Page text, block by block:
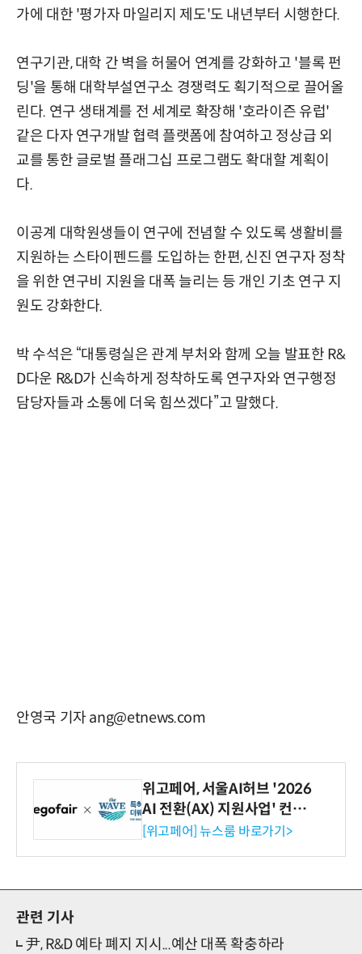
가에 대한 '평가자 마일리지 제도'도 내년부터 시행한다.
연구기관, 대학 간 벽을 허물어 연계를 강화하고 '블록 펀
딩'을 통해 대학부설연구소 경쟁력도 획기적으로 끌어올
린다. 연구 생태계를 전 세계로 확장해 '호라이즌 유럽'
같은 다자 연구개발 협력 플랫폼에 참여하고 정상급 외
교를 통한 글로벌 플래그십 프로그램도 확대할 계획이
다.
이공계 대학원생들이 연구에 전념할 수 있도록 생활비를
지원하는 스타이펜드를 도입하는 한편, 신진 연구자 정착
을 위한 연구비 지원을 대폭 늘리는 등 개인 기초 연구 지
원도 강화한다.
박 수석은 “대통령실은 관계 부처와 함께 오늘 발표한 R&
D다운 R&D가 신속하게 정착하도록 연구자와 연구행정
담당자들과 소통에 더욱 힘쓰겠다”고 말했다.
안영국 기자 ang@etnews.com
위고페어, 서울AI허브 '2026
AI 전환(AX) 지원사업' 컨소
시엄 선정
[위고페어] 뉴스룸 바로가기>
관련 기사
尹, R&D 예타 폐지 지시...예산 대폭 확충하라